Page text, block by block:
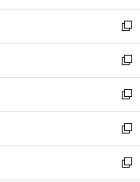
開
く
ウ
で
開
く
ン
ド
ウ
で
開
く
ウ
ィ
ン
ド
ウ
で
開
く
新
し
い
ウ
ィ
ン
ド
ウ
で
新
し
い
ウ
ィ
ン
ド
新
し
い
ウ
ィ
新
し
い
新